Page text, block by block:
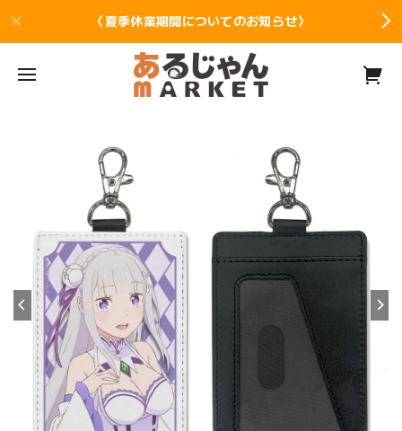
〈夏季休業期間についてのお知らせ〉